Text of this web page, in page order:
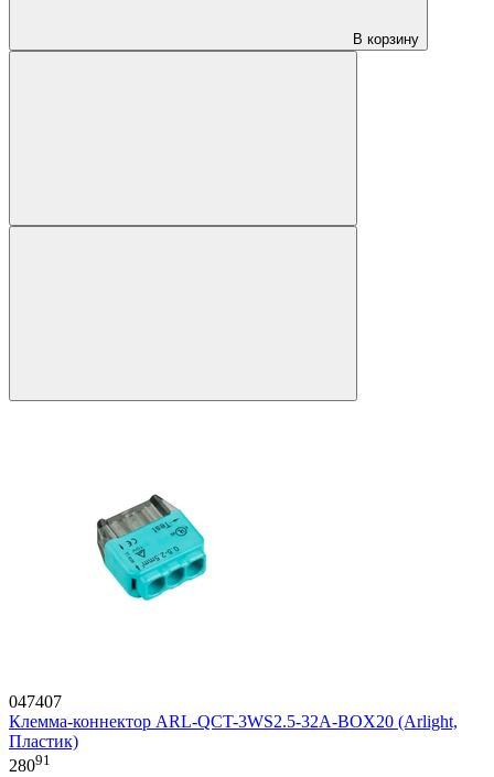
В корзину
047407
Клемма-коннектор ARL-QCT-3WS2.5-32A-BOX20 (Arlight,
Пластик)
28091